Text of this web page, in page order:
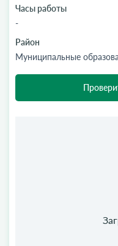
Часы работы
-
Район
Муниципальные